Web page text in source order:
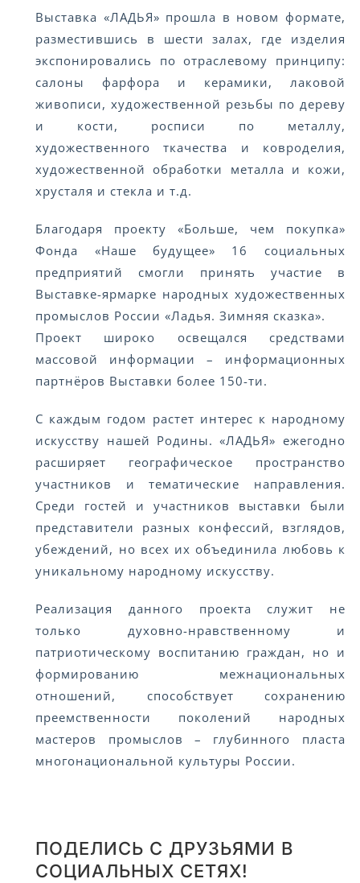
Выставка «ЛАДЬЯ» прошла в новом формате,
разместившись в шести залах, где изделия
экспонировались по отраслевому принципу:
салоны фарфора и керамики, лаковой
живописи, художественной резьбы по дереву
и кости, росписи по металлу,
художественного ткачества и ковроделия,
художественной обработки металла и кожи,
хрусталя и стекла и т.д.
Благодаря проекту «Больше, чем покупка»
Фонда «Наше будущее» 16 социальных
предприятий смогли принять участие в
Выставке-ярмарке народных художественных
промыслов России «Ладья. Зимняя сказка».
Проект широко освещался средствами
массовой информации – информационных
партнёров Выставки более 150-ти.
С каждым годом растет интерес к народному
искусству нашей Родины. «ЛАДЬЯ» ежегодно
расширяет географическое пространство
участников и тематические направления.
Среди гостей и участников выставки были
представители разных конфессий, взглядов,
убеждений, но всех их объединила любовь к
уникальному народному искусству.
Реализация данного проекта служит не
только духовно-нравственному и
патриотическому воспитанию граждан, но и
формированию межнациональных
отношений, способствует сохранению
преемственности поколений народных
мастеров промыслов – глубинного пласта
многонациональной культуры России.
ПОДЕЛИСЬ С ДРУЗЬЯМИ В
СОЦИАЛЬНЫХ СЕТЯХ!